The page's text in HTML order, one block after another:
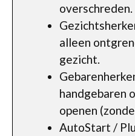
overschreden.
alleen
gezicht.
handgebaren
openen
AutoStart /